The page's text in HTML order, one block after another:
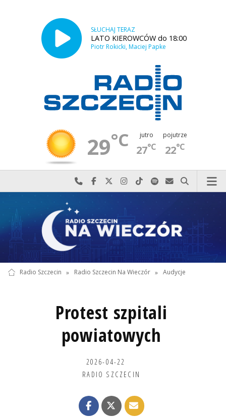
SŁUCHAJ TERAZ
LATO KIEROWCÓW do 18:00
Piotr Rokicki, Maciej Papke
29°C jutro
27°C
pojutrze
22°C
Najlepiej po prostu do nas zadzwoń
Odwiedź nas na Facebook-u
Odwiedź nas na X
Odwiedź nas na Instagram-ie
Odwiedź nas na TikTok-u
Szukaj nas na Spotify
Wyślij do nas
Szukaj
Radio Szczecin » Radio Szczecin Na Wieczór » Audycje
Protest szpitali
powiatowych
2026-04-22
RADIO SZCZECIN